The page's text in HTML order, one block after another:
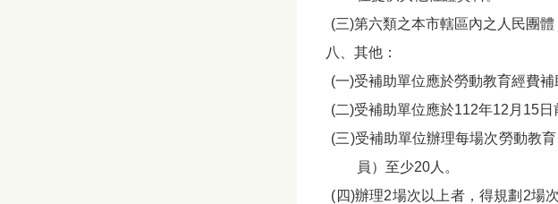
(三)第六類之本市轄區內之人民團
八、其他：
(一)受補助單位應於勞動教育經費補
(二)受補助單位應於112年12月15日
(三)受補助單位辦理每場次勞動教
員）至少20人。
(四)辦理2場次以上者，得規劃2場